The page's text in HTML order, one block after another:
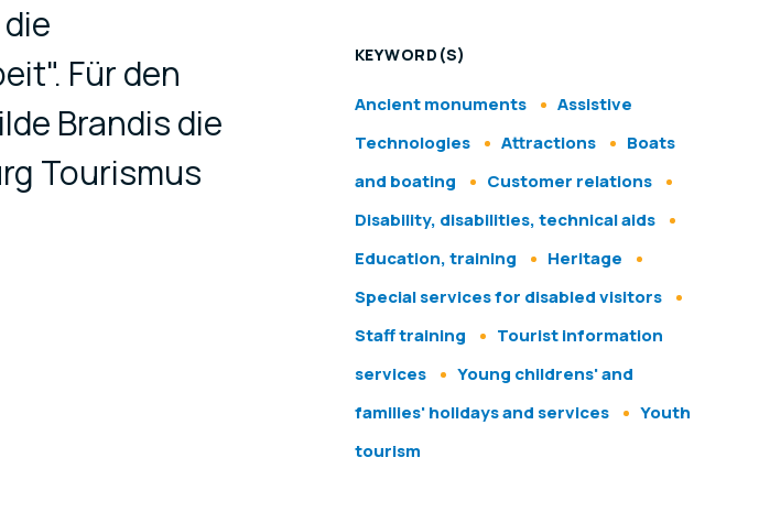
Für den
Brandis die
Tourismus
KEYWORD(S)
Ancient monuments
Assistive
Technologies
Attractions
Boats
and boating
Customer relations
Disability, disabilities, technical aids
Education, training
Heritage
Special services for disabled visitors
Staff training
Tourist information
services
Young childrens' and
families' holidays and services
Youth
tourism